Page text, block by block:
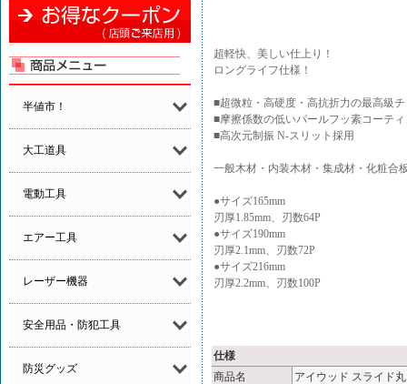
半値市！
大工道具
電動工具
エアー工具
レーザー機器
安全用品・防犯工具
防災グッズ
超軽快、美しい仕上り！
ロングライフ仕様！
■超微粒・高硬度・高抗折力の最高級
■摩擦係数の低いパールフッ素コーテ
■高次元制振 N-スリット採用
一般木材・内装木材・集成材・化粧合
●サイズ165mm
刃厚1.85mm、刃数64P
●サイズ190mm
刃厚2.1mm、刃数72P
●サイズ216mm
刃厚2.2mm、刃数100P
仕様
商品名
アイウッド スライド